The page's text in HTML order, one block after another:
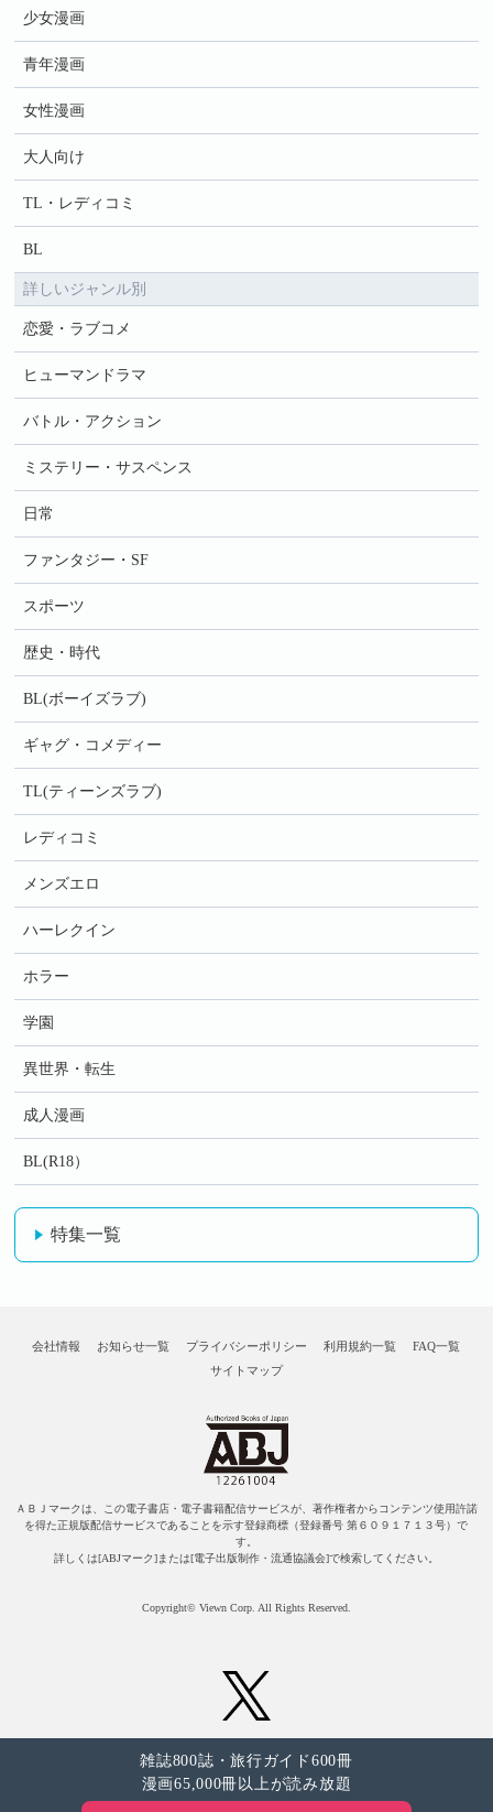
少女漫画
青年漫画
女性漫画
大人向け
TL・レディコミ
BL
詳しいジャンル別
恋愛・ラブコメ
ヒューマンドラマ
バトル・アクション
ミステリー・サスペンス
日常
ファンタジー・SF
スポーツ
歴史・時代
BL(ボーイズラブ)
ギャグ・コメディー
TL(ティーンズラブ)
レディコミ
メンズエロ
ハーレクイン
ホラー
学園
異世界・転生
成人漫画
BL(R18）
特集一覧
会社情報 お知らせ一覧 プライバシーポリシー 利用規約一覧
FAQ一覧
サイトマップ
ＡＢＪマークは、この電子書店・電子書籍配信サービスが、著作権者からコンテンツ使用許諾
を得た正規版配信サービスであることを示す登録商標（登録番号 第６０９１７１３号）で
す。
詳しくは[ABJマーク]または[電子出版制作・流通協議会]で検索してください。
Copyright© Viewn Corp. All Rights Reserved.
雑誌800誌・旅行ガイド600冊
漫画65,000冊以上が読み放題